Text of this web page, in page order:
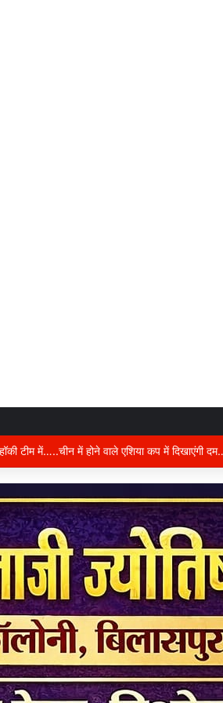
मौत, जांच में जुटी पुलिस,